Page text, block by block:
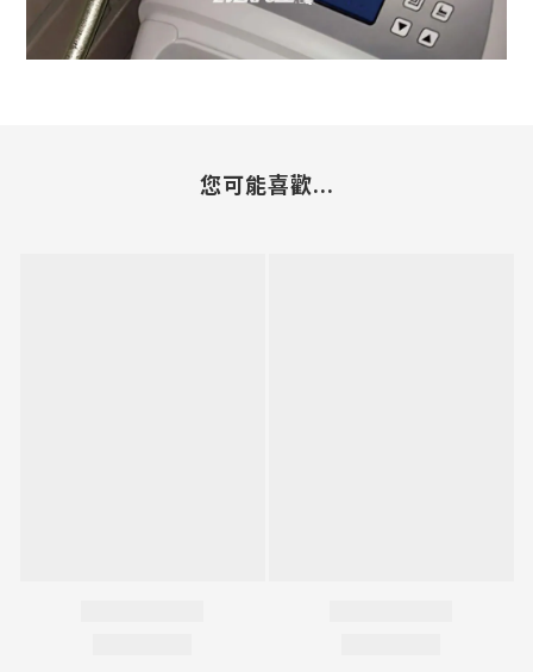
您可能喜歡...